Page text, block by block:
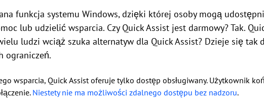
funkcja systemu Windows, dzięki której osoby mogą
lub udzielić wsparcia. Czy Quick Assist jest darmowy? Tak.
ludzi wciąż szuka alternatyw dla Quick Assist? Dzieje się tak
ograniczeń.
wsparcia, Quick Assist oferuje tylko dostęp obsługiwany. Użytkownik
Niestety nie ma możliwości zdalnego dostępu bez nadzoru.